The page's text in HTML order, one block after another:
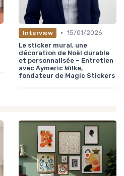
Interview • 15/01/2026
Le sticker mural, une
décoration de Noël durable
et personnalisée – Entretien
avec Aymeric Wilke,
fondateur de Magic Stickers